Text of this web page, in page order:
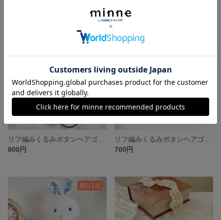
残り1点
800円
700円
残り1点